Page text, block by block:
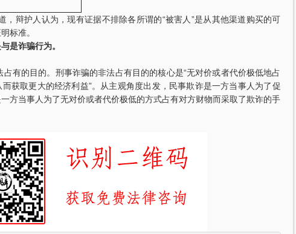
辩护人认为，现有证据不排除各所谓的“被害人”是从其他渠道购买的可
标准。
是诈骗行为。
有的目的。刑事诈骗的非法占有目的的核心是“无对价或者代价极低地占
获取更大的经济利益”。从主观角度出发，民事欺诈是一方当事人为了促
方当事人为了无对价或者代价极低的方式占有对方财物而采取了欺诈的手
月23日，湖北省咸宁市中级人民
汉、刘维等36名被告人组织、领
黑社会…
：失控不实，李某客观上不具有
；本案属于单位受贿；李某仅起
财物…
：金额有争议，提出排非申请，
程存在非法取证行为，相应供诉应
被告…
入受贿金额；提出排非申请，讯问过程中
辩护意见：被告有自首情节，系在未被采
取强制措施前通知到案，应当认定为自动
投案；有检…
节；到案后主动交代了司法机关尚未掌握
的绝大部分犯…